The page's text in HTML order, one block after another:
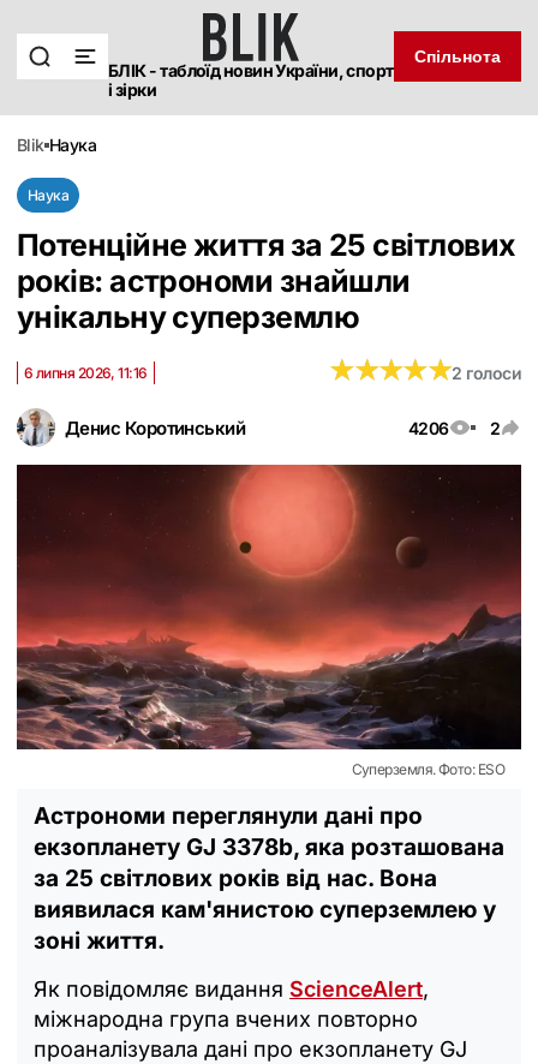
БЛІК - таблоїд новин України, спорт
і зірки
Спільнота
blik наука
Наука
Потенційне життя за 25 світлових
років: астрономи знайшли
унікальну суперземлю
Денис Коротинський 4206 2
6 липня 2026, 11:16 ★★★★★
★★★★★2 голоси
Суперземля. Фото: ESO
Астрономи переглянули дані про
екзопланету GJ 3378b, яка розташована
за 25 світлових років від нас. Вона
виявилася кам'янистою суперземлею у
зоні життя.
Як повідомляє видання ScienceAlert,
міжнародна група вчених повторно
проаналізувала дані про екзопланету GJ